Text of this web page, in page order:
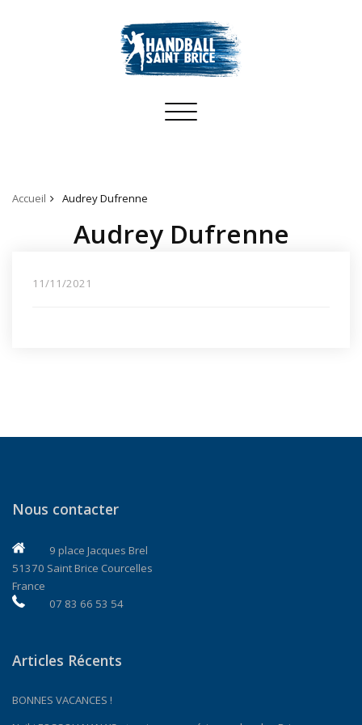
Toggle
Accueil Audrey Dufrenne
Audrey Dufrenne
11/11/2021
Nous contacter
9 place Jacques Brel
51370 Saint Brice Courcelles
France
07 83 66 53 54
Articles Récents
BONNES VACANCES !